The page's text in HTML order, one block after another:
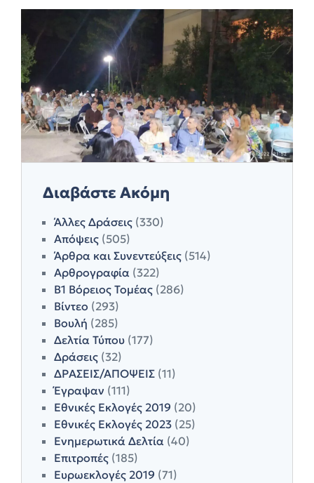
Διαβάστε Ακόμη
Άλλες Δράσεις (330)
Απόψεις (505)
Άρθρα και Συνεντεύξεις (514)
Αρθρογραφία (322)
Β1 Βόρειος Τομέας (286)
Βίντεο (293)
Βουλή (285)
Δελτία Τύπου (177)
Δράσεις (32)
ΔΡΑΣΕΙΣ/ΑΠΟΨΕΙΣ (11)
Έγραψαν (111)
Εθνικές Εκλογές 2019 (20)
Εθνικές Εκλογές 2023 (25)
Ενημερωτικά Δελτία (40)
Επιτροπές (185)
Ευρωεκλογές 2019 (71)